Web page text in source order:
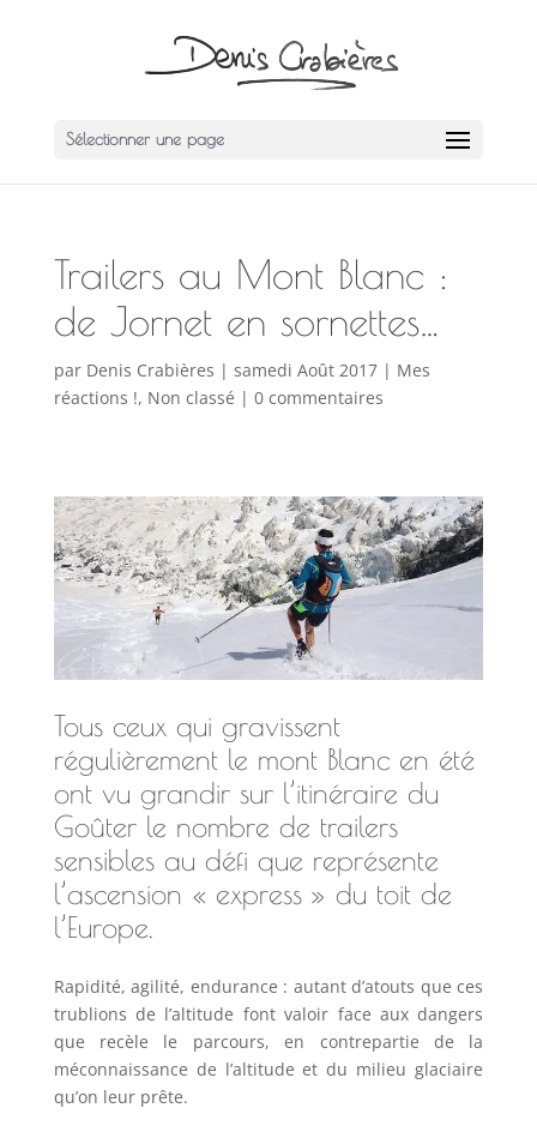
Sélectionner une page
Trailers au Mont Blanc :
de Jornet en sornettes…
par Denis Crabières | samedi Août 2017| Mes
réactions !, Non classé | 0 commentaires
Tous ceux qui gravissent
régulièrement le mont Blanc en été
ont vu grandir sur l’itinéraire du
Goûter le nombre de trailers
sensibles au défi que représente
l’ascension « express » du toit de
l’Europe.
Rapidité, agilité, endurance : autant d’atouts que ces
trublions de l’altitude font valoir face aux dangers
que recèle le parcours, en contrepartie de la
méconnaissance de l’altitude et du milieu glaciaire
qu’on leur prête.